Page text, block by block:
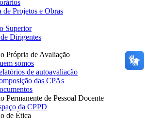
de Projetos e Obras
Superior
Dirigentes
Própria de Avaliação
somos
de autoavaliação
das CPAs
Permanente de Pessoal Docente
da CPPD
de Ética